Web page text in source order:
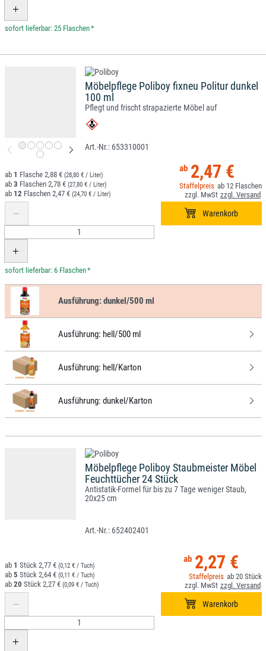
*
Möbelpflege Poliboy fixneu Politur dunkel
100 ml
Pflegt und frischt strapazierte Möbel auf
653310001
2,47 €
12
1 2,88 € (28,80 € / Liter)
3 2,78 € (27,80 € / Liter)
12 2,47 € (24,70 € / Liter)
*
Ausführung:dunkel/500 ml
Ausführung: hell/500 ml
Ausführung: hell/Karton
Ausführung: dunkel/Karton
Möbelpflege Poliboy Staubmeister Möbel
Feuchttücher 24 Stück
Antistatik-Formel für bis zu 7 Tage weniger Staub,
20x25 cm
652402401
2,27 €
20
1 2,77 € (0,12 € / Tuch)
5 2,64 € (0,11 € / Tuch)
20 2,27 € (0,09 € / Tuch)